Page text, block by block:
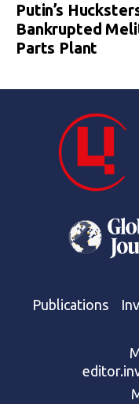
Putin’s
Bankrupted
Parts Plant
Publications